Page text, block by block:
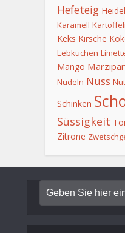
Hefeteig
Karamell
Keks Kirsche
Lebkuchen
Mango
Nudeln Nuss
Schinken
Süssigkeit
Zitrone